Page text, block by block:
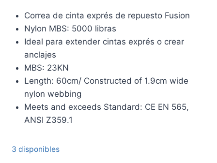
Correa de cinta exprés de repuesto Fusion
Nylon MBS: 5000 libras
Ideal para extender cintas exprés o crear
anclajes
MBS: 23KN
Length: 60cm/ Constructed of 1.9cm wide
nylon webbing
Meets and exceeds Standard: CE EN 565,
ANSI Z359.1
3 disponibles